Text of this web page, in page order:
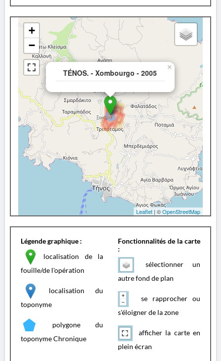
TÉNOS. - Xombourgo - 2005
×
+
−
Leaflet | ©OpenStreetMap
Légende graphique :
localisation de la
fouille/de l'opération
localisation du
toponyme
polygone du
toponyme Chronique
Fonctionnalités de la carte
:
sélectionner un
autre fond de plan
se rapprocher ou
s'éloigner de la zone
afficher la carte en
plein écran